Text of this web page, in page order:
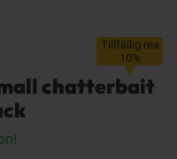
Tillfällig rea
10%
chatterbait